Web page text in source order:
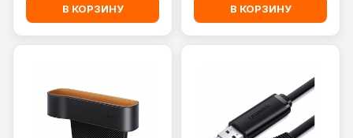
В КОРЗИНУ В КОРЗИНУ